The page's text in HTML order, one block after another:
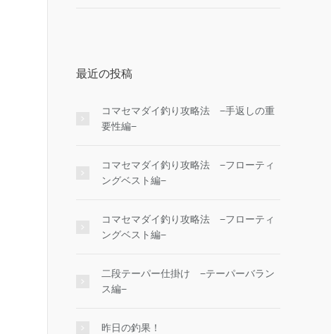
最近の投稿
コマセマダイ釣り攻略法 −手返しの重
要性編−
コマセマダイ釣り攻略法 −フローティ
ングベスト編−
コマセマダイ釣り攻略法 −フローティ
ングベスト編−
二段テーパー仕掛け −テーパーバラン
ス編−
昨日の釣果！